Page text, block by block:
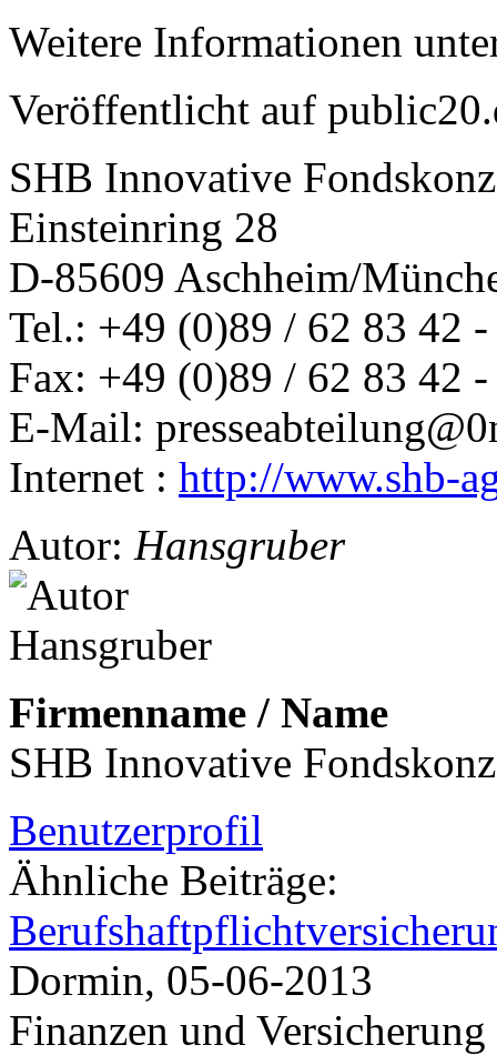
Weitere Informationen
Veröffentlicht auf
SHB Innovative
Einsteinring 28
D-85609 Aschheim/
Tel.: +49 (0)89 / 62 83 42
Fax: +49 (0)89 / 62 83 42
E-Mail: presseabteilung@
Internet : http://www.shb-
Autor: Hansgruber
Firmenname / Name
SHB Innovative
Benutzerprofil
Ähnliche Beiträge:
Dormin, 05-06-2013
Finanzen und Versicherung